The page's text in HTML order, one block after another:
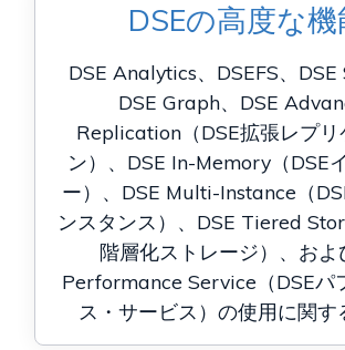
DSEの高度な機
DSE Analytics、DSEFS、DSE
DSE Graph、DSE
Replication（DSE拡張レプリ
ン）、DSE In-Memory（DSE
ー）、DSE Multi-Instance（
ンスタンス）、DSE Tiered
階層化ストレージ）、およ
Performance Service（DSEパ
ス・サービス）の使用に関す